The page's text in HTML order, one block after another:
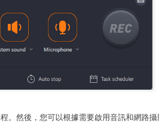
。然後，您可以根據需要啟用音訊和網路